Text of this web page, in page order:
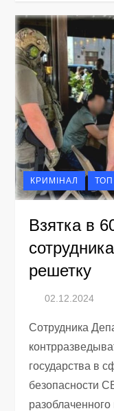
КРИМІНАЛ ТОП
Взятка в
решетку
Сотрудника
государства в
безопасности